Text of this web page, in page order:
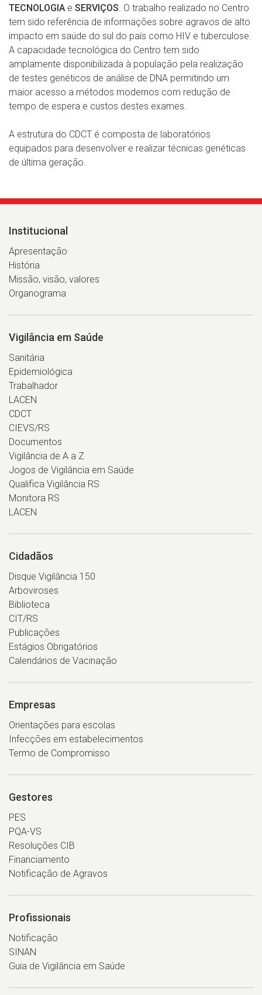
TECNOLOGIA e SERVIÇOS. O trabalho realizado no Centro
tem sido referência de informações sobre agravos de alto
impacto em saúde do sul do país como HIV e tuberculose.
A capacidade tecnológica do Centro tem sido
amplamente disponibilizada à população pela realização
de testes genéticos de análise de DNA permitindo um
maior acesso a métodos modernos com redução de
tempo de espera e custos destes exames.
A estrutura do CDCT é composta de laboratórios
equipados para desenvolver e realizar técnicas genéticas
de última geração.
Institucional
Apresentação
História
Missão, visão, valores
Organograma
Vigilância em Saúde
Sanitária
Epidemiológica
Trabalhador
LACEN
CDCT
CIEVS/RS
Documentos
Vigilância de A a Z
Jogos de Vigilância em Saúde
Qualifica Vigilância RS
Monitora RS
LACEN
Cidadãos
Disque Vigilância 150
Arboviroses
Biblioteca
CIT/RS
Publicações
Estágios Obrigatórios
Calendários de Vacinação
Empresas
Orientações para escolas
Infecções em estabelecimentos
Termo de Compromisso
Gestores
PES
PQA-VS
Resoluções CIB
Financiamento
Notificação de Agravos
Profissionais
Notificação
SINAN
Guia de Vigilância em Saúde